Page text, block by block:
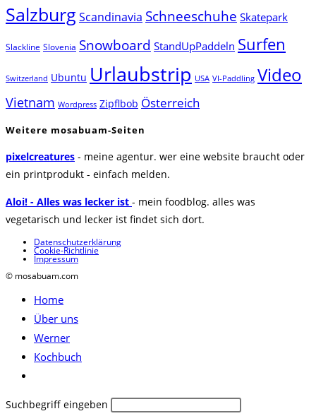
SalzburgScandinavia Schneeschuhe Skatepark
Slackline Slovenia Snowboard StandUpPaddeln Surfen
Switzerland Ubuntu Urlaubstrip USA VI-Paddling Video
Vietnam Wordpress Zipflbob Österreich
Weitere mosabuam-Seiten
pixelcreatures - meine agentur. wer eine website braucht oder
ein printprodukt - einfach melden.
Aloi! - Alles was lecker ist - mein foodblog. alles was
vegetarisch und lecker ist findet sich dort.
Datenschutzerklärung
Cookie-Richtlinie
Impressum
© mosabuam.com
Home
Über uns
Werner
Kochbuch
umschalten
Diese
Suchbegriff eingeben